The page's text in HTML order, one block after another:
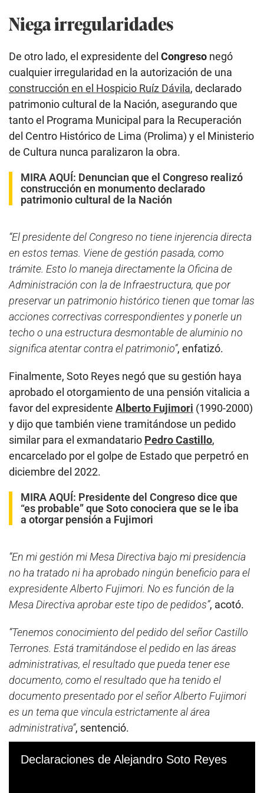
Niega irregularidades
De otro lado, el expresidente del Congreso negó
cualquier irregularidad en la autorización de una
construcción en el Hospicio Ruíz Dávila, declarado
patrimonio cultural de la Nación, asegurando que
tanto el Programa Municipal para la Recuperación
del Centro Histórico de Lima (Prolima) y el Ministerio
de Cultura nunca paralizaron la obra.
MIRA AQUÍ: Denuncian que el Congreso realizó
construcción en monumento declarado
patrimonio cultural de la Nación
“El presidente del Congreso no tiene injerencia directa
en estos temas. Viene de gestión pasada, como
trámite. Esto lo maneja directamente la Oficina de
Administración con la de Infraestructura, que por
preservar un patrimonio histórico tienen que tomar las
acciones correctivas correspondientes y ponerle un
techo o una estructura desmontable de aluminio no
significa atentar contra el patrimonio”, enfatizó.
Finalmente, Soto Reyes negó que su gestión haya
aprobado el otorgamiento de una pensión vitalicia a
favor del expresidente Alberto Fujimori (1990-2000)
y dijo que también viene tramitándose un pedido
similar para el exmandatario Pedro Castillo,
encarcelado por el golpe de Estado que perpetró en
diciembre del 2022.
MIRA AQUÍ: Presidente del Congreso dice que
“es probable” que Soto conociera que se le iba
a otorgar pensión a Fujimori
“En mi gestión mi Mesa Directiva bajo mi presidencia
no ha tratado ni ha aprobado ningún beneficio para el
expresidente Alberto Fujimori. No es función de la
Mesa Directiva aprobar este tipo de pedidos”, acotó.
“Tenemos conocimiento del pedido del señor Castillo
Terrones. Está tramitándose el pedido en las áreas
administrativas, el resultado que pueda tener ese
documento, como el resultado que ha tenido el
documento presentado por el señor Alberto Fujimori
es un tema que vincula estrictamente al área
administrativa”, sentenció.
Declaraciones de Alejandro Soto Reyes